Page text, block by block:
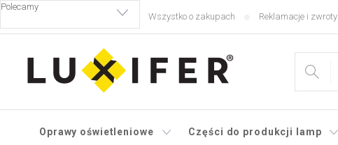
Przejść
treści
Wszystko o zakupach Reklamacje i zwroty
Oprawy oświetleniowe Części do produkcji lamp